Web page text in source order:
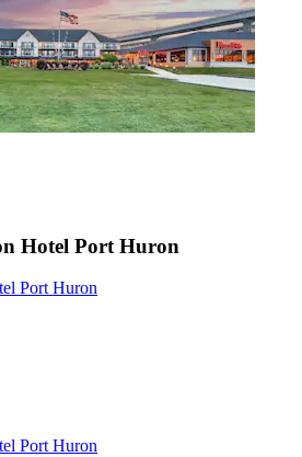
Hotel Port Huron
Port Huron
Port Huron